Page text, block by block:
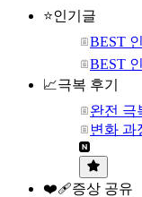
⭐인기글
BEST
BEST
📈극복 후기
완전 극
변화 과
❤️‍🩹증상 공유